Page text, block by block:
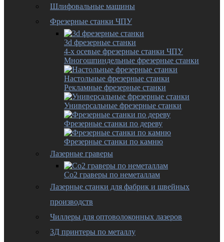
Шлифовальные машины
Фрезерные станки ЧПУ
3d фрезерные станки
4-х осевые фрезерные станки ЧПУ
Многошпиндельные фрезерные станки
Настольные фрезерные станки
Рекламные фрезерные станки
Универсальные фрезерные станки
Фрезерные станки по дереву
Фрезерные станки по камню
Лазерные граверы
Co2 граверы по неметаллам
Лазерные станки для фабрик и швейных
производств
Чиллеры для оптоволоконных лазеров
3Д принтеры по металлу